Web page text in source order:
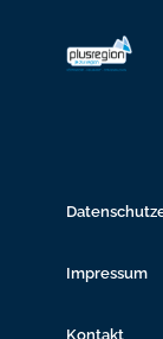
Impressum
Kontakt